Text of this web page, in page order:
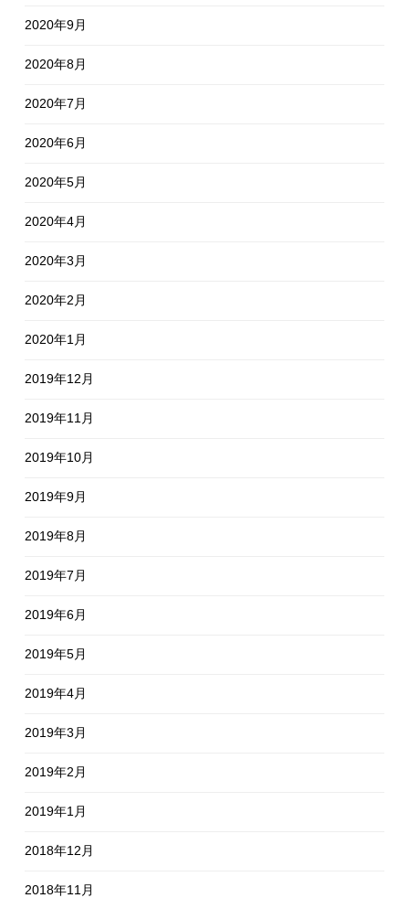
2020年9月
2020年8月
2020年7月
2020年6月
2020年5月
2020年4月
2020年3月
2020年2月
2020年1月
2019年12月
2019年11月
2019年10月
2019年9月
2019年8月
2019年7月
2019年6月
2019年5月
2019年4月
2019年3月
2019年2月
2019年1月
2018年12月
2018年11月